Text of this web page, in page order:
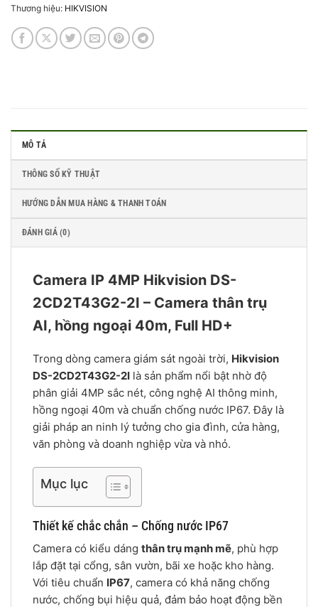
Thương hiệu: HIKVISION
MÔ TẢ
THÔNG SỐ KỸ THUẬT
HƯỚNG DẪN MUA HÀNG & THANH TOÁN
ĐÁNH GIÁ (0)
Camera IP 4MP Hikvision DS-
2CD2T43G2-2I – Camera thân trụ
AI, hồng ngoại 40m, Full HD+
Trong dòng camera giám sát ngoài trời, Hikvision
DS-2CD2T43G2-2I là sản phẩm nổi bật nhờ độ
phân giải 4MP sắc nét, công nghệ AI thông minh,
hồng ngoại 40m và chuẩn chống nước IP67. Đây là
giải pháp an ninh lý tưởng cho gia đình, cửa hàng,
văn phòng và doanh nghiệp vừa và nhỏ.
Mục lục
Thiết kế chắc chắn – Chống nước IP67
Camera có kiểu dáng thân trụ mạnh mẽ, phù hợp
lắp đặt tại cổng, sân vườn, bãi xe hoặc kho hàng.
Với tiêu chuẩn IP67, camera có khả năng chống
nước, chống bụi hiệu quả, đảm bảo hoạt động bền